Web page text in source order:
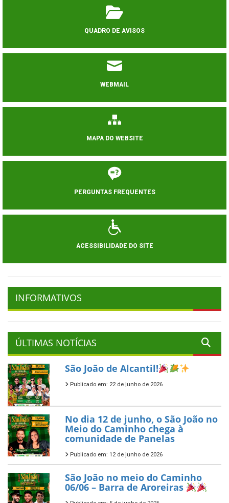
QUADRO DE AVISOS
WEBMAIL
MAPA DO WEBSITE
PERGUNTAS FREQUENTES
ACESSIBILIDADE DO SITE
INFORMATIVOS
ÚLTIMAS NOTÍCIAS
São João de Alcantil!
Publicado em: 22 de junho de 2026
No dia 12 de junho, o São João no
Meio do Caminho chega à
comunidade de Panelas
Publicado em: 12 de junho de 2026
São João no meio do Caminho
06/06 – Barra de Aroreiras